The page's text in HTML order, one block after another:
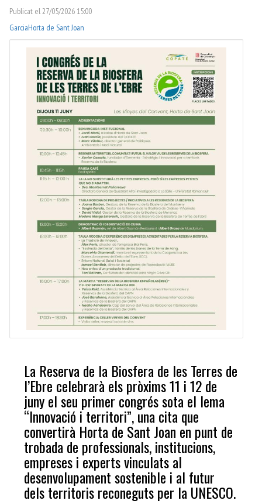
Publicat el 27/05/2026 15:00
GarciaHorta de Sant Joan
La Reserva de la Biosfera de les Terres de
l’Ebre celebrarà els pròxims 11 i 12 de
juny el seu primer congrés sota el lema
“Innovació i territori”, una cita que
convertirà Horta de Sant Joan en punt de
trobada de professionals, institucions,
empreses i experts vinculats al
desenvolupament sostenible i al futur
dels territoris reconeguts per la UNESCO.